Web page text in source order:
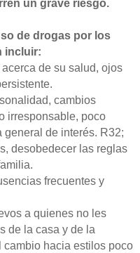
un grave riesgo.
de drogas por los
incluir:
de su salud, ojos
cambios
irresponsable, poco
general de interés. R32;
desobedecer las reglas
frecuentes y
a quienes no les
de la casa y de la
hacia estilos poco